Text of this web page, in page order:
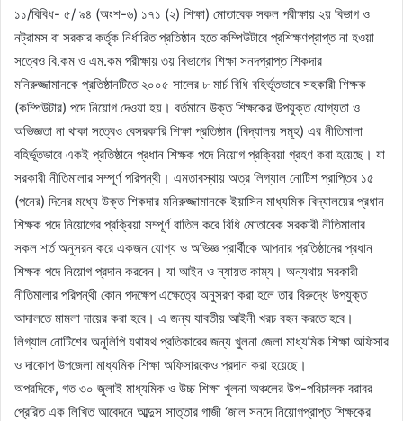
১১/বিবিধ- ৫/ ৯৪ (অংশ-৬) ১৭১ (২) শিক্ষা) মোতাবেক সকল পরীক্ষায় ২য় বিভাগ ও
নট্রামস বা সরকার কর্তৃক নির্ধারিত প্রতিষ্ঠান হতে কম্পিউটারে প্রশিক্ষণপ্রাপ্ত না হওয়া
সত্বেও বি.কম ও এম.কম পরীক্ষায় ৩য় বিভাগের শিক্ষা সনদপ্রাপ্ত শিকদার
মনিরুজ্জামানকে প্রতিষ্ঠানটিতে ২০০৫ সালের ৮ মার্চ বিধি বহির্ভূতভাবে সহকারী শিক্ষক
(কম্পিউটার) পদে নিয়োগ দেওয়া হয়। বর্তমানে উক্ত শিক্ষকের উপযুক্ত যোগ্যতা ও
অভিজ্ঞতা না থাকা সত্বেও বেসরকারি শিক্ষা প্রতিষ্ঠান (বিদ্যালয় সমূহ) এর নীতিমালা
বহির্ভূতভাবে একই প্রতিষ্ঠানে প্রধান শিক্ষক পদে নিয়োগ প্রক্রিয়া গ্রহণ করা হয়েছে। যা
সরকারী নীতিমালার সম্পূর্ণ পরিপন্থী। এমতাবস্থায় অত্র লিগ্যাল নোটিশ প্রাপ্তির ১৫
(পনের) দিনের মধ্যে উক্ত শিকদার মনিরুজ্জামানকে ইয়াসিন মাধ্যমিক বিদ্যালয়ের প্রধান
শিক্ষক পদে নিয়োগের প্রক্রিয়া সম্পূর্ণ বাতিল করে বিধি মোতাবেক সরকারী নীতিমালার
সকল শর্ত অনুসরন করে একজন যোগ্য ও অভিজ্ঞ প্রার্থীকে আপনার প্রতিষ্ঠানের প্রধান
শিক্ষক পদে নিয়োগ প্রদান করবেন। যা আইন ও ন্যায়ত কাম্য। অন্যথায় সরকারী
নীতিমালার পরিপন্থী কোন পদক্ষেপ এক্ষেত্রে অনুসরণ করা হলে তার বিরুদ্ধে উপযুক্ত
আদালতে মামলা দায়ের করা হবে। এ জন্য যাবতীয় আইনী খরচ বহন করতে হবে।
লিগ্যাল নোটিশের অনুলিপি যথাযথ প্রতিকারের জন্য খুলনা জেলা মাধ্যমিক শিক্ষা অফিসার
ও দাকোপ উপজেলা মাধ্যমিক শিক্ষা অফিসারকেও প্রদান করা হয়েছে।
অপরদিকে, গত ৩০ জুলাই মাধ্যমিক ও উচ্চ শিক্ষা খুলনা অঞ্চলের উপ-পরিচালক বরাবর
প্রেরিত এক লিখিত আবেদনে আব্দুস সাত্তার গাজী ‘জাল সনদে নিয়োগপ্রাপ্ত শিক্ষকের